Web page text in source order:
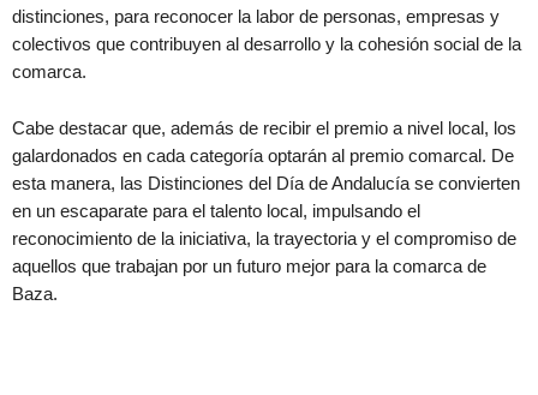
distinciones, para reconocer la labor de personas, empresas y
colectivos que contribuyen al desarrollo y la cohesión social de la
comarca.
Cabe destacar que, además de recibir el premio a nivel local, los
galardonados en cada categoría optarán al premio comarcal. De
esta manera, las Distinciones del Día de Andalucía se convierten
en un escaparate para el talento local, impulsando el
reconocimiento de la iniciativa, la trayectoria y el compromiso de
aquellos que trabajan por un futuro mejor para la comarca de
Baza.